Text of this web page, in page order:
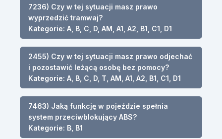
7236) Czy w tej sytuacji masz prawo
wyprzedzić tramwaj?
Kategorie: A, B, C, D, AM, A1, A2, B1, C1, D1
2455) Czy w tej sytuacji masz prawo odjechać
i pozostawić leżącą osobę bez pomocy?
Kategorie: A, B, C, D, T, AM, A1, A2, B1, C1, D1
7463) Jaką funkcję w pojeździe spełnia
system przeciwblokujący ABS?
Kategorie: B, B1